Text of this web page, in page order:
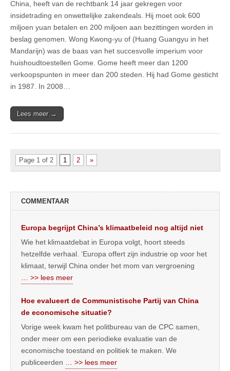
China, heeft van de rechtbank 14 jaar gekregen voor
insidetrading en onwettelijke zakendeals. Hij moet ook 600
miljoen yuan betalen en 200 miljoen aan bezittingen worden in
beslag genomen. Wong Kwong-yu of (Huang Guangyu in het
Mandarijn) was de baas van het succesvolle imperium voor
huishoudtoestellen Gome. Gome heeft meer dan 1200
verkoopspunten in meer dan 200 steden. Hij had Gome gesticht
in 1987. In 2008…
Lees meer →
Page 1 of 2 1 2 »
COMMENTAAR
Europa begrijpt China’s klimaatbeleid nog altijd niet
Wie het klimaatdebat in Europa volgt, hoort steeds
hetzelfde verhaal. ‘Europa offert zijn industrie op voor het
klimaat, terwijl China onder het mom van vergroening
… >> lees meer
Hoe evalueert de Communistische Partij van China
de economische situatie?
Vorige week kwam het politbureau van de CPC samen,
onder meer om een periodieke evaluatie van de
economische toestand en politiek te maken. We
publiceerden
… >> lees meer